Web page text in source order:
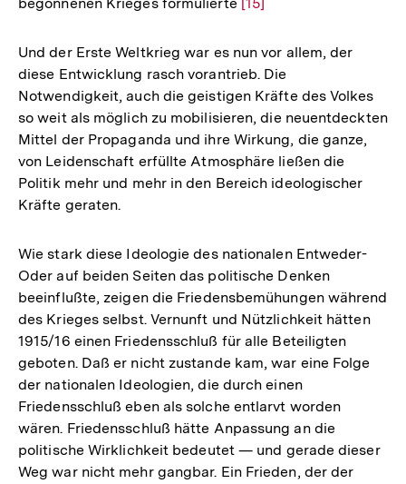
der
Fußnote
Und der Erste Weltkrieg war es nun vor allem, der
diese Entwicklung rasch vorantrieb. Die
Notwendigkeit, auch die geistigen Kräfte des Volkes
so weit als möglich zu mobilisieren, die neuentdeckten
Mittel der Propaganda und ihre Wirkung, die ganze,
von Leidenschaft erfüllte Atmosphäre ließen die
Politik mehr und mehr in den Bereich ideologischer
Kräfte geraten.
Wie stark diese Ideologie des nationalen Entweder-
Oder auf beiden Seiten das politische Denken
beeinflußte, zeigen die Friedensbemühungen während
des Krieges selbst. Vernunft und Nützlichkeit hätten
1915/16 einen Friedensschluß für alle Beteiligten
geboten. Daß er nicht zustande kam, war eine Folge
der nationalen Ideologien, die durch einen
Friedensschluß eben als solche entlarvt worden
wären. Friedensschluß hätte Anpassung an die
politische Wirklichkeit bedeutet — und gerade dieser
Weg war nicht mehr gangbar. Ein Frieden, der der